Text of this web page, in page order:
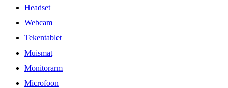
Headset
Webcam
Tekentablet
Muismat
Monitorarm
Microfoon